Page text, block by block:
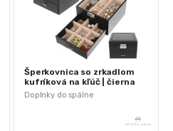
Doplnky do spálne
Šperkovnica so zrkadlom
kufríková na kľúč | čierna